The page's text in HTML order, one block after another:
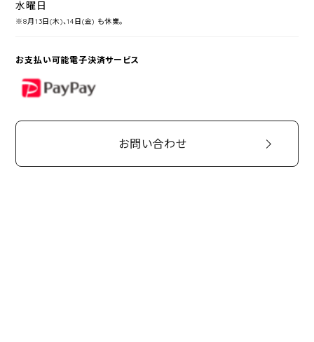
水曜日
※8月13日(木)、14日(金) も休業。
お支払い可能電子決済サービス
PayPay
お問い合わせ